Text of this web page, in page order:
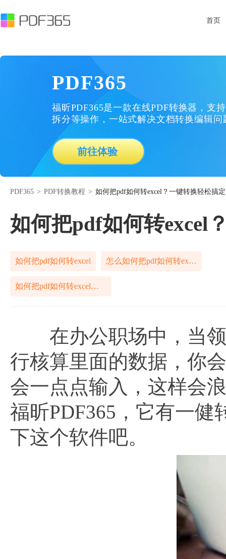
首页
PDF365
福昕PDF365是一款在线PDF转换器，支
拆分等操作，一站式解决文档转换编辑问
前往体验
PDF365 > PDF转换教程 > 如何把pdf如何转excel？一键转换轻松搞定
如何把pdf如何转excel
如何把pdf如何转excel 怎么如何把pdf如何转excel
如何把pdf如何转excel方式
在办公职场中，当领
行核算里面的数据，你
会一点点输入，这样会
福昕PDF365，它有一
下这个软件吧。